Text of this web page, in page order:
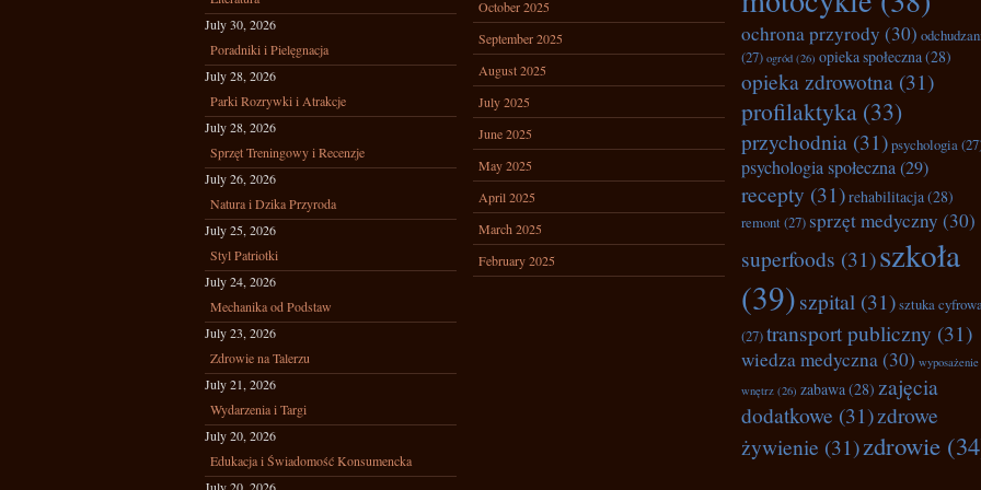
July 30, 2026
Poradniki i Pielęgnacja
July 28, 2026
Parki Rozrywki i Atrakcje
July 28, 2026
Sprzęt Treningowy i Recenzje
July 26, 2026
Natura i Dzika Przyroda
July 25, 2026
Styl Patriotki
July 24, 2026
Mechanika od Podstaw
July 23, 2026
Zdrowie na Talerzu
July 21, 2026
Wydarzenia i Targi
July 20, 2026
Edukacja i Świadomość Konsumencka
October 2025
September 2025
August 2025
July 2025
June 2025
May 2025
April 2025
March 2025
February 2025
ochrona przyrody (30)
(27) ogród (26) opieka społeczna(28)
opieka zdrowotna (31)
profilaktyka (33)
przychodnia (31)psychologia
psychologia społeczna(29)
recepty (31)rehabilitacja(28)
remont(27) sprzęt medyczny (30)
superfoods (31)szkoła
(39)szpital (31)sztuka
(27)transport publiczny (31)
wiedza medyczna(30) wyposażenie
wnętrz (26) zabawa(28) zajęcia
dodatkowe (31)zdrowe
żywienie (31)zdrowie